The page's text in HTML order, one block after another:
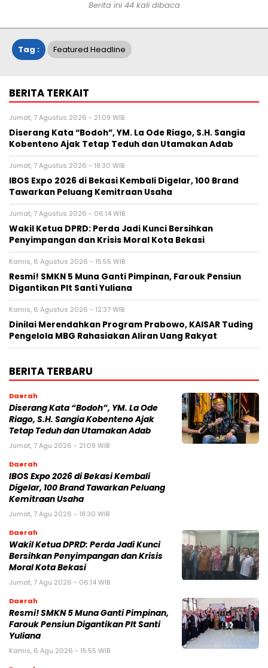
Berita ini 44 kali dibaca
Tag : Featured Headline
BERITA TERKAIT
Jumat, 7 Agustus 2026 - 21:09 WIB
Diserang Kata “Bodoh”, YM. La Ode Riago, S.H. Sangia
Kobenteno Ajak Tetap Teduh dan Utamakan Adab
Jumat, 7 Agustus 2026 - 18:30 WIB
IBOS Expo 2026 di Bekasi Kembali Digelar, 100 Brand
Tawarkan Peluang Kemitraan Usaha
Jumat, 7 Agustus 2026 - 06:14 WIB
Wakil Ketua DPRD: Perda Jadi Kunci Bersihkan
Penyimpangan dan Krisis Moral Kota Bekasi
Kamis, 6 Agustus 2026 - 15:55 WIB
Resmi! SMKN 5 Muna Ganti Pimpinan, Farouk Pensiun
Digantikan Plt Santi Yuliana
Kamis, 6 Agustus 2026 - 12:37 WIB
Dinilai Merendahkan Program Prabowo, KAISAR Tuding
Pengelola MBG Rahasiakan Aliran Uang Rakyat
BERITA TERBARU
Daerah
Diserang Kata “Bodoh”, YM. La Ode
Riago, S.H. Sangia Kobenteno Ajak
Tetap Teduh dan Utamakan Adab
Jumat, 7 Agu 2026 - 21:09 WIB
Daerah
IBOS Expo 2026 di Bekasi Kembali
Digelar, 100 Brand Tawarkan Peluang
Kemitraan Usaha
Jumat, 7 Agu 2026 - 18:30 WIB
Daerah
Wakil Ketua DPRD: Perda Jadi Kunci
Bersihkan Penyimpangan dan Krisis
Moral Kota Bekasi
Jumat, 7 Agu 2026 - 06:14 WIB
Daerah
Resmi! SMKN 5 Muna Ganti Pimpinan,
Farouk Pensiun Digantikan Plt Santi
Yuliana
Kamis, 6 Agu 2026 - 15:55 WIB